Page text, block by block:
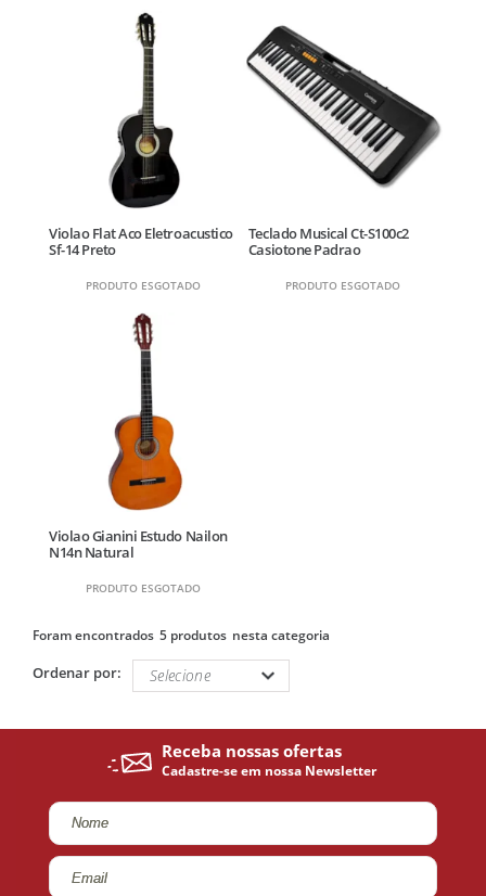
Violao Flat Aco Eletroacustico
Sf-14 Preto
PRODUTO ESGOTADO
Teclado Musical Ct-S100c2
Casiotone Padrao
PRODUTO ESGOTADO
Violao Gianini Estudo Nailon
N14n Natural
PRODUTO ESGOTADO
5 produtos
Ordenar por: